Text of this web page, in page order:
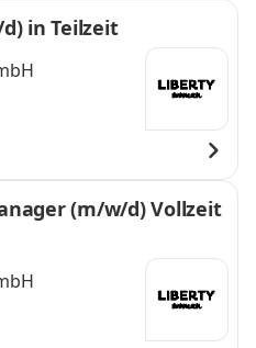
in Teilzeit
(m/w/d) Vollzeit